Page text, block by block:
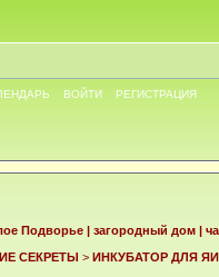
ВОЙТИ РЕГИСТРАЦИЯ
Подворье | загородный дом |
СЕКРЕТЫ > ИНКУБАТОР ДЛЯ